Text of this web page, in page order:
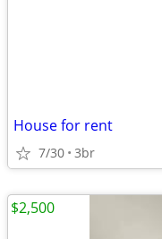
House for rent
7/30 3br
$2,500